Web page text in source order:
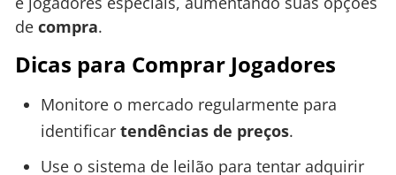
de compra.
Dicas para Comprar Jogadores
Monitore o mercado regularmente para
identificar tendências de preços.
Use o sistema de leilão para tentar adquirir